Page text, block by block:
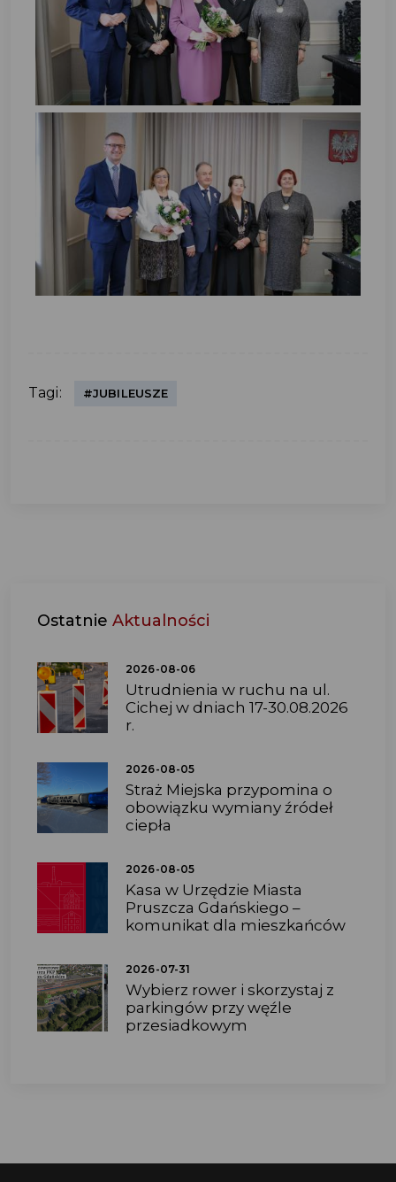
Tagi: #JUBILEUSZE
Ostatnie Aktualności
2026-08-06
Utrudnienia w ruchu na ul.
Cichej w dniach 17-30.08.2026
r.
2026-08-05
Straż Miejska przypomina o
obowiązku wymiany źródeł
ciepła
2026-08-05
Kasa w Urzędzie Miasta
Pruszcza Gdańskiego –
komunikat dla mieszkańców
2026-07-31
Wybierz rower i skorzystaj z
parkingów przy węźle
przesiadkowym